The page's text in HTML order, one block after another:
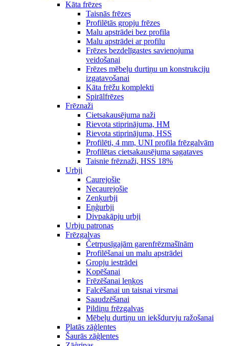
Kāta frēzes
Taisnās frēzes
Profilētās gropju frēzes
Malu apstrādei bez profila
Malu apstrādei ar profilu
Frēzes bezdelīgastes savienojuma
veidošanai
Frēzes mēbeļu durtiņu un konstrukciju
izgatavošanai
Kāta frēžu komplekti
Spirālfrēzes
Frēznaži
Cietsakausējuma naži
Rievota stiprinājuma, HM
Rievota stiprinājuma, HSS
Profilēti, 4 mm, UNI profila frēzgalvām
Profilētas cietsakausējuma sagataves
Taisnie frēznaži, HSS 18%
Urbji
Caurejošie
Necaurejošie
Zenķurbji
Eņģurbji
Divpakāpju urbji
Urbju patronas
Frēzgalvas
Četrpusīgajām garenfrēzmašīnām
Profilēšanai un malu apstrādei
Gropju iestrādei
Kopēšanai
Frēzēšanai leņķos
Falcēšanai un taisnai virsmai
Saaudzēšanai
Pildiņu frēzgalvas
Mēbeļu durtiņu un iekšdurvju ražošanai
Platās zāģlentes
Šaurās zāģlentes